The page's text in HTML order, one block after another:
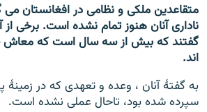
همۀ سایت‌های رادیو آزادی/ رادیو اروپای
متقاعدین ملکی و نظامی در افغانستان
ناداری آنان هنوز تمام نشده است. برخی از
گفتند که بیش از سه سال است که معاش
اند.
به گفتۀ آنان ، وعده و تعهدی که در
سپرده شده بود، تاحال عملی نشده است.